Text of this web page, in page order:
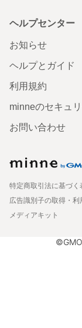
ヘルプセンター
お知らせ
ヘルプとガイド
利用規約
minneのセキュ
お問い合わせ
特定商取引法に基づく
広告識別子の取得・利
メディアキット